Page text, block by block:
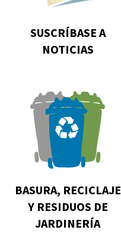
Noticias
SUSCRÍBASE A
NOTICIAS
Go
to
Basura,
Reciclaje
Y
De
Jardinería
BASURA, RECICLAJE
Y RESIDUOS DE
JARDINERÍA